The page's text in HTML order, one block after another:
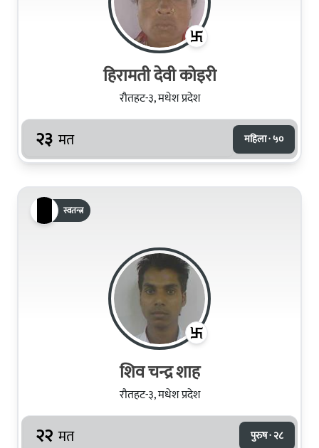
हिरामती देवी कोइरी
रौतहट-३, मधेश प्रदेश
२३ मत महिला · ५०
स्वतन्त्र
शिव चन्द्र शाह
रौतहट-३, मधेश प्रदेश
२२ मत पुरुष · २८